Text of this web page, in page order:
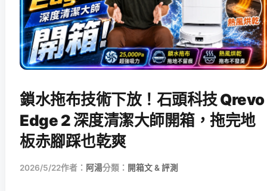
鎖水拖布技術下放！石頭科技 Qrevo
Edge 2 深度清潔大師開箱，拖完地
板赤腳踩也乾爽
2026/5/22作者： 阿湯分類： 開箱文 & 評測